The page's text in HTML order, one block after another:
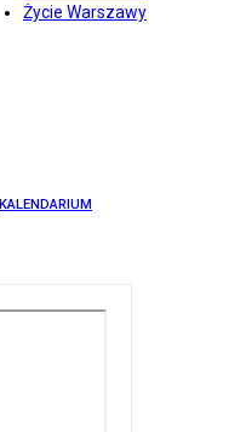
Życie Warszawy
KALENDARIUM